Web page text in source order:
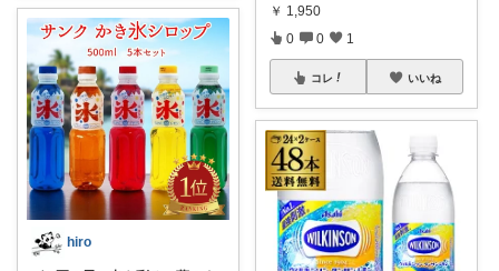
hiro
￥ 1,950
0 0 1
コレ いいね